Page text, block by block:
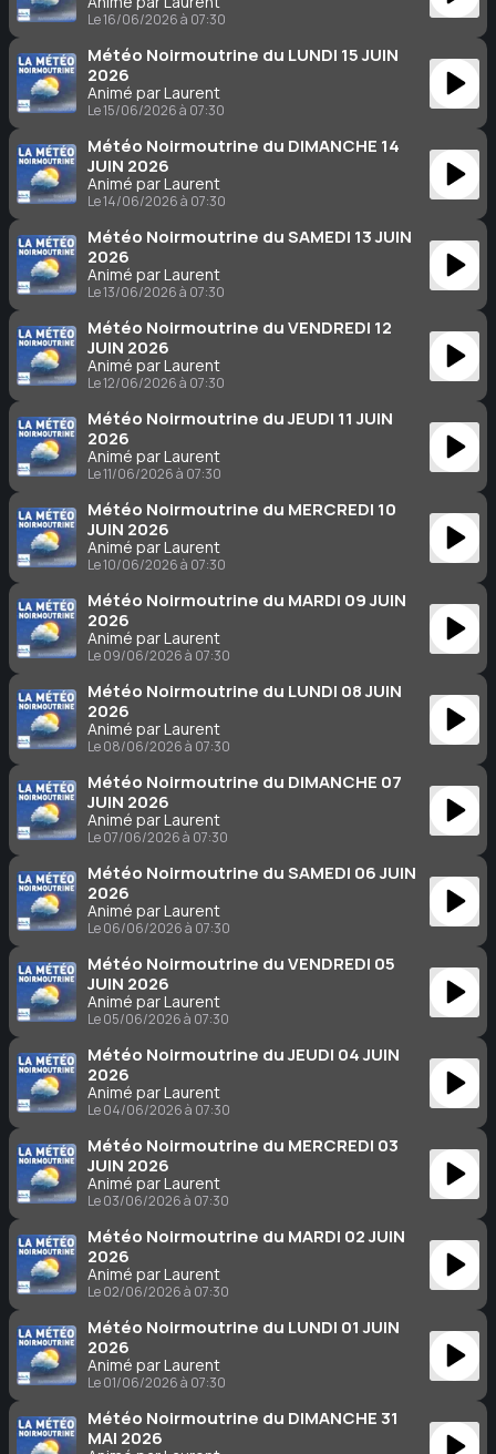
Le 16/06/2026 à 07:30
Météo Noirmoutrine du LUNDI 15 JUIN
2026
Animé par Laurent
Le 15/06/2026 à 07:30
Météo Noirmoutrine du DIMANCHE 14
JUIN 2026
Animé par Laurent
Le 14/06/2026 à 07:30
Météo Noirmoutrine du SAMEDI 13 JUIN
2026
Animé par Laurent
Le 13/06/2026 à 07:30
Météo Noirmoutrine du VENDREDI 12
JUIN 2026
Animé par Laurent
Le 12/06/2026 à 07:30
Météo Noirmoutrine du JEUDI 11 JUIN
2026
Animé par Laurent
Le 11/06/2026 à 07:30
Météo Noirmoutrine du MERCREDI 10
JUIN 2026
Animé par Laurent
Le 10/06/2026 à 07:30
Météo Noirmoutrine du MARDI 09 JUIN
2026
Animé par Laurent
Le 09/06/2026 à 07:30
Météo Noirmoutrine du LUNDI 08 JUIN
2026
Animé par Laurent
Le 08/06/2026 à 07:30
Météo Noirmoutrine du DIMANCHE 07
JUIN 2026
Animé par Laurent
Le 07/06/2026 à 07:30
Météo Noirmoutrine du SAMEDI 06 JUIN
2026
Animé par Laurent
Le 06/06/2026 à 07:30
Météo Noirmoutrine du VENDREDI 05
JUIN 2026
Animé par Laurent
Le 05/06/2026 à 07:30
Météo Noirmoutrine du JEUDI 04 JUIN
2026
Animé par Laurent
Le 04/06/2026 à 07:30
Météo Noirmoutrine du MERCREDI 03
JUIN 2026
Animé par Laurent
Le 03/06/2026 à 07:30
Météo Noirmoutrine du MARDI 02 JUIN
2026
Animé par Laurent
Le 02/06/2026 à 07:30
Météo Noirmoutrine du LUNDI 01 JUIN
2026
Animé par Laurent
Le 01/06/2026 à 07:30
Météo Noirmoutrine du DIMANCHE 31
MAI 2026